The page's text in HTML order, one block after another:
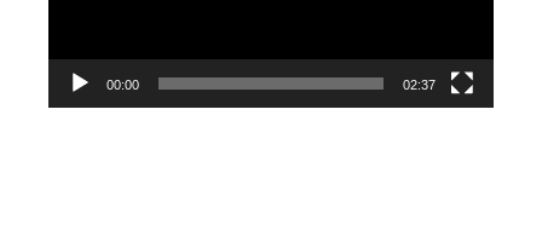
00:00 02:37